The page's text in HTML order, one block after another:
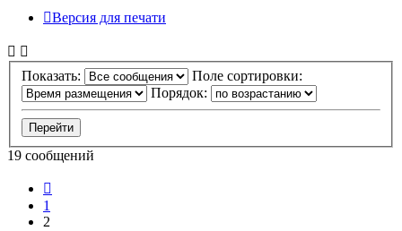
Версия для печати
Показать:
Поле сортировки:
Порядок:
19 сообщений
1
2